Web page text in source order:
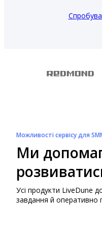
Можливості сервісу для
Ми
Усі продукти LiveDune
завдання й оперативно